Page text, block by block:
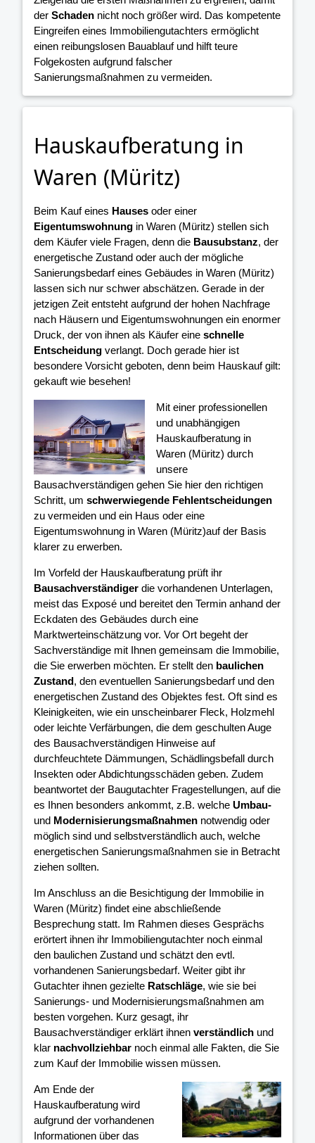
der Schaden nicht noch größer wird. Das kompetente
Eingreifen eines Immobiliengutachters ermöglicht
einen reibungslosen Bauablauf und hilft teure
Folgekosten aufgrund falscher
Sanierungsmaßnahmen zu vermeiden.
Hauskaufberatung in
Waren (Müritz)
Beim Kauf eines Hauses oder einer
Eigentumswohnung in Waren (Müritz) stellen sich
dem Käufer viele Fragen, denn die Bausubstanz, der
energetische Zustand oder auch der mögliche
Sanierungsbedarf eines Gebäudes in Waren (Müritz)
lassen sich nur schwer abschätzen. Gerade in der
jetzigen Zeit entsteht aufgrund der hohen Nachfrage
nach Häusern und Eigentumswohnungen ein enormer
Druck, der von ihnen als Käufer eine schnelle
Entscheidung verlangt. Doch gerade hier ist
besondere Vorsicht geboten, denn beim Hauskauf gilt:
gekauft wie besehen!
Mit einer professionellen
und unabhängigen
Hauskaufberatung in
Waren (Müritz) durch
unsere
Bausachverständigen gehen Sie hier den richtigen
Schritt, um schwerwiegende Fehlentscheidungen
zu vermeiden und ein Haus oder eine
Eigentumswohnung in Waren (Müritz)auf der Basis
klarer zu erwerben.
Im Vorfeld der Hauskaufberatung prüft ihr
Bausachverständiger die vorhandenen Unterlagen,
meist das Exposé und bereitet den Termin anhand der
Eckdaten des Gebäudes durch eine
Marktwerteinschätzung vor. Vor Ort begeht der
Sachverständige mit Ihnen gemeinsam die Immobilie,
die Sie erwerben möchten. Er stellt den baulichen
Zustand, den eventuellen Sanierungsbedarf und den
energetischen Zustand des Objektes fest. Oft sind es
Kleinigkeiten, wie ein unscheinbarer Fleck, Holzmehl
oder leichte Verfärbungen, die dem geschulten Auge
des Bausachverständigen Hinweise auf
durchfeuchtete Dämmungen, Schädlingsbefall durch
Insekten oder Abdichtungsschäden geben. Zudem
beantwortet der Baugutachter Fragestellungen, auf die
es Ihnen besonders ankommt, z.B. welche Umbau-
und Modernisierungsmaßnahmen notwendig oder
möglich sind und selbstverständlich auch, welche
energetischen Sanierungsmaßnahmen sie in Betracht
ziehen sollten.
Im Anschluss an die Besichtigung der Immobilie in
Waren (Müritz) findet eine abschließende
Besprechung statt. Im Rahmen dieses Gesprächs
erörtert ihnen ihr Immobiliengutachter noch einmal
den baulichen Zustand und schätzt den evtl.
vorhandenen Sanierungsbedarf. Weiter gibt ihr
Gutachter ihnen gezielte Ratschläge, wie sie bei
Sanierungs- und Modernisierungsmaßnahmen am
besten vorgehen. Kurz gesagt, ihr
Bausachverständiger erklärt ihnen verständlich und
klar nachvollziehbar noch einmal alle Fakten, die Sie
zum Kauf der Immobilie wissen müssen.
Am Ende der
Hauskaufberatung wird
aufgrund der vorhandenen
Informationen über das